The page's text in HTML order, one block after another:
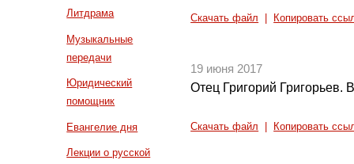
Литдрама
Музыкальные
передачи
Юридический
помощник
Евангелие дня
Лекции о русской
Скачать файл Копировать
19 июня 2017
Отец Григорий Григорьев.
Скачать файл Копировать